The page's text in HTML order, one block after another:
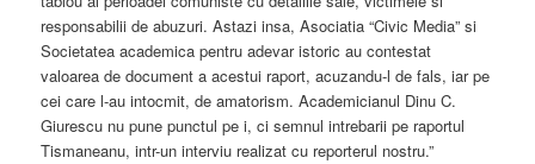
responsabilii de abuzuri. Astazi insa, Asociatia “Civic Media” si
Societatea academica pentru adevar istoric au contestat
valoarea de document a acestui raport, acuzandu-l de fals, iar pe
cei care l-au intocmit, de amatorism. Academicianul Dinu C.
Giurescu nu pune punctul pe i, ci semnul intrebarii pe raportul
Tismaneanu, intr-un interviu realizat cu reporterul nostru.”